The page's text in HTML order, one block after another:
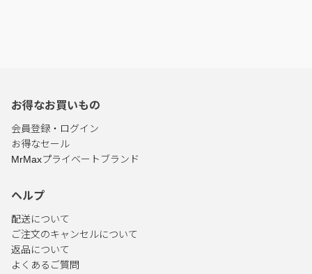
お得なお買いもの
会員登録・ログイン
お得なセール
MrMaxプライベートブランド
ヘルプ
配送について
ご注文のキャンセルについて
返品について
よくあるご質問